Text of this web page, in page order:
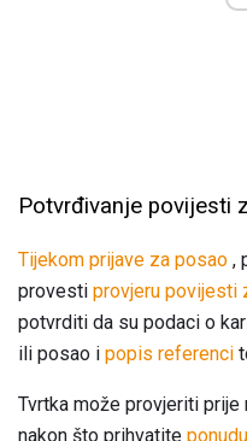
Potvrđivanje povijesti
Tijekom prijave za posao ,
provesti provjeru povijesti
potvrditi da su podaci o
ili posao i popis referenci
Tvrtka može provjeriti
nakon što prihvatite